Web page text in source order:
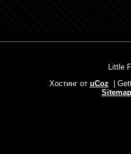
Little
Хостинг от uCoz
|